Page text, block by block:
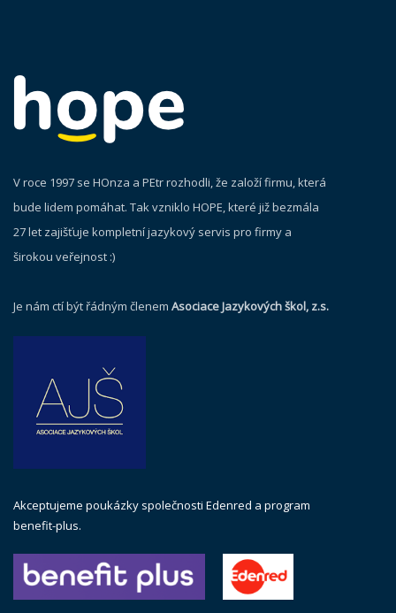
V roce 1997 se HOnza a PEtr rozhodli, že založí firmu, která
bude lidem pomáhat. Tak vzniklo HOPE, které již bezmála
27 let zajišťuje kompletní jazykový servis pro firmy a
širokou veřejnost :)
Je nám ctí být řádným členem Asociace Jazykových škol, z.s.
Akceptujeme poukázky společnosti Edenred a program
benefit-plus.